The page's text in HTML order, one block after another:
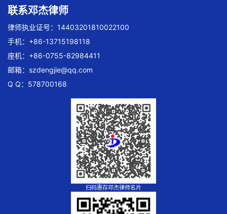
联系邓杰律师
律师执业证号：14403201810022100
手机：+86-13715198118
座机：+86-0755-82984411
邮箱： szdengjie@qq.com
Q Q：578700168
扫码惠存邓杰律师名片